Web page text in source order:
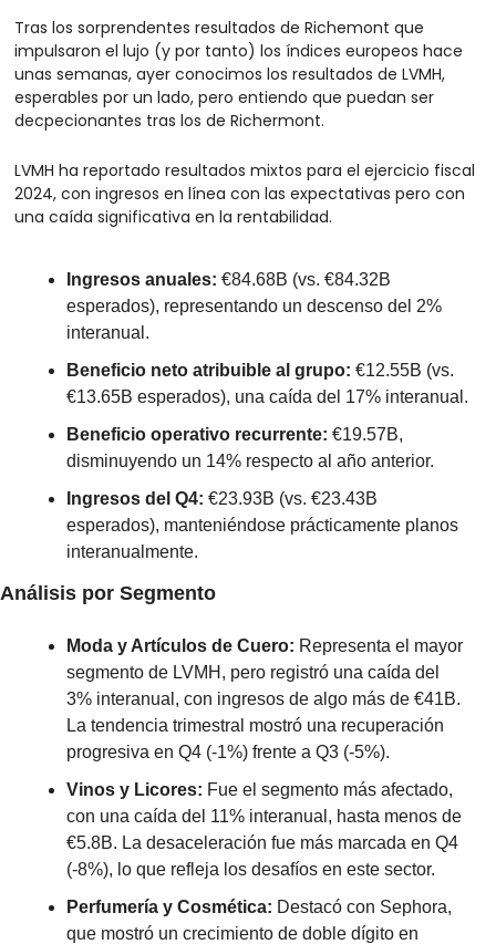
Tras los sorprendentes resultados de Richemont que
impulsaron el lujo (y por tanto) los índices europeos hace
unas semanas, ayer conocimos los resultados de LVMH,
esperables por un lado, pero entiendo que puedan ser
decpecionantes tras los de Richermont.
LVMH ha reportado resultados mixtos para el ejercicio fiscal
2024, con ingresos en línea con las expectativas pero con
una caída significativa en la rentabilidad.
Ingresos anuales: €84.68B (vs. €84.32B
esperados), representando un descenso del 2%
interanual.
Beneficio neto atribuible al grupo: €12.55B (vs.
€13.65B esperados), una caída del 17% interanual.
Beneficio operativo recurrente: €19.57B,
disminuyendo un 14% respecto al año anterior.
Ingresos del Q4: €23.93B (vs. €23.43B
esperados), manteniéndose prácticamente planos
interanualmente.
Análisis por Segmento
Moda y Artículos de Cuero: Representa el mayor
segmento de LVMH, pero registró una caída del
3% interanual, con ingresos de algo más de €41B.
La tendencia trimestral mostró una recuperación
progresiva en Q4 (-1%) frente a Q3 (-5%).
Vinos y Licores: Fue el segmento más afectado,
con una caída del 11% interanual, hasta menos de
€5.8B. La desaceleración fue más marcada en Q4
(-8%), lo que refleja los desafíos en este sector.
Perfumería y Cosmética: Destacó con Sephora,
que mostró un crecimiento de doble dígito en